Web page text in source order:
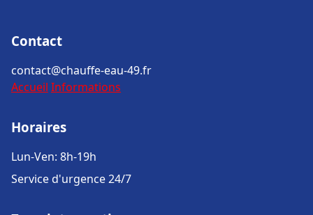
Contact
contact@chauffe-eau-49.fr
Accueil Informations
Horaires
Lun-Ven: 8h-19h
Service d'urgence 24/7